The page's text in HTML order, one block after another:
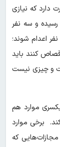
دارد که نیازی
و سه نفر
اعدام شوند؛
کنند باید
و چیزی نیست
موارد هم
برخی موارد
که